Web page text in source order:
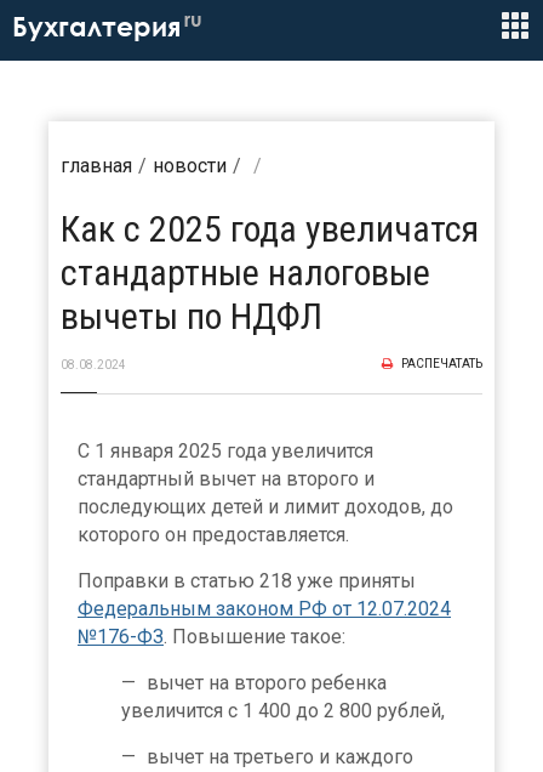
Бухгалтерия ru
главная новости
Как с 2025 года увеличатся
стандартные налоговые
вычеты по НДФЛ
08.08.2024 РАСПЕЧАТАТЬ
С 1 января 2025 года увеличится
стандартный вычет на второго и
последующих детей и лимит доходов, до
которого он предоставляется.
Поправки в статью 218 уже приняты
Федеральным законом РФ от 12.07.2024
№176-ФЗ. Повышение такое:
вычет на второго ребенка
увеличится с 1 400 до 2 800 рублей,
вычет на третьего и каждого